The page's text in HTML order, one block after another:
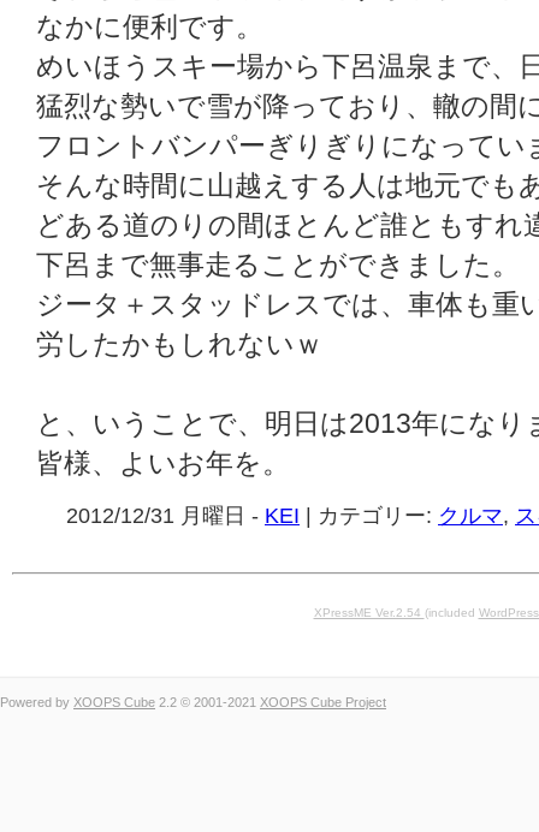
なかに便利です。
めいほうスキー場から下呂温泉まで、
猛烈な勢いで雪が降っており、轍の間
フロントバンパーぎりぎりになってい
そんな時間に山越えする人は地元でも
どある道のりの間ほとんど誰ともす
下呂まで無事走ることができました。
ジータ＋スタッドレスでは、車体も重
労したかもしれないｗ
と、いうことで、明日は2013年になり
皆様、よいお年を。
2012/12/31 月曜日 - KEI | カテゴリー: クルマ,
XPressME Ver.2.54 (included
Powered by XOOPS Cube 2.2 © 2001-2021 XOOPS Cube Project